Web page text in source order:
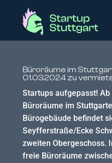
Büroräume im
01.03.2024 zu
Startups aufgepasst!
Büroräume im
Bürogebäude befindet
Seyfferstraße/Ecke
zweiten Obergeschoss.
freie Büroräume